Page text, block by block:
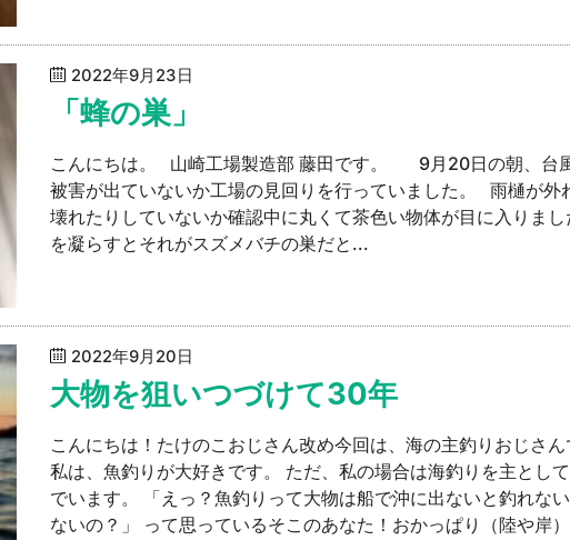
2022年9月23日
「蜂の巣」
こんにちは。 山崎工場製造部 藤田です。 9月20日の朝、台
被害が出ていないか工場の見回りを行っていました。 雨樋が外
壊れたりしていないか確認中に丸くて茶色い物体が目に入りま
を凝らすとそれがスズメバチの巣だと...
2022年9月20日
大物を狙いつづけて30年
こんにちは！たけのこおじさん改め今回は、海の主釣りおじさん
私は、魚釣りが大好きです。 ただ、私の場合は海釣りを主とし
でいます。 「えっ？魚釣りって大物は船で沖に出ないと釣れな
ないの？」 って思っているそこのあなた！おかっぱり（陸や岸